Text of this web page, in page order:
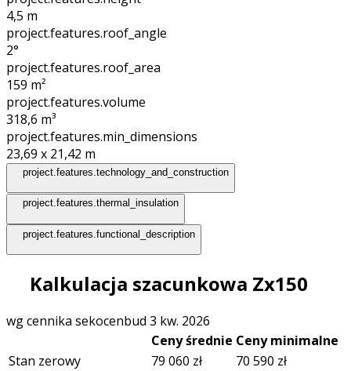
4,5 m
project.features.roof_angle
2°
project.features.roof_area
159 m²
project.features.volume
318,6 m³
project.features.min_dimensions
23,69 x 21,42 m
project.features.technology_and_construction
project.features.thermal_insulation
project.features.functional_description
Kalkulacja szacunkowa Zx150
wg cennika sekocenbud 3 kw. 2026
Ceny średnie Ceny minimalne
Stan zerowy
79 060 zł 70 590 zł